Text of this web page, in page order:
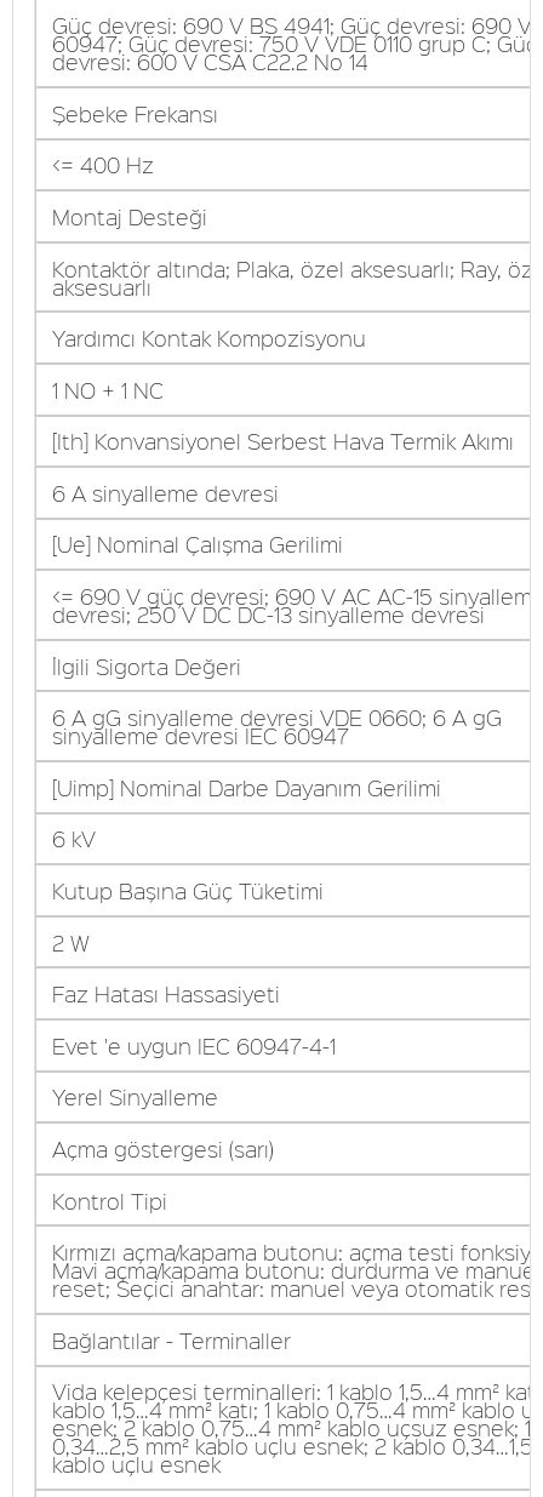
Güç devresi: 690 V BS 4941; Güç devresi: 690 V
60947; Güç devresi: 750 V VDE 0110 grup C; Güç
devresi: 600 V CSA C22.2 No 14
Şebeke Frekansı
<= 400 Hz
Montaj Desteği
Kontaktör altında; Plaka, özel aksesuarlı; Ray,
aksesuarlı
Yardımcı Kontak Kompozisyonu
1 NO + 1 NC
[Ith] Konvansiyonel Serbest Hava Termik Akımı
6 A sinyalleme devresi
[Ue] Nominal Çalışma Gerilimi
<= 690 V güç devresi; 690 V AC AC-15
devresi; 250 V DC DC-13 sinyalleme devresi
İlgili Sigorta Değeri
6 A gG sinyalleme devresi VDE 0660; 6 A gG
sinyalleme devresi IEC 60947
[Uimp] Nominal Darbe Dayanım Gerilimi
6 kV
Kutup Başına Güç Tüketimi
2 W
Faz Hatası Hassasiyeti
Evet 'e uygun IEC 60947-4-1
Yerel Sinyalleme
Açma göstergesi (sarı)
Kontrol Tipi
Kırmızı açma/kapama butonu: açma testi
Mavi açma/kapama butonu: durdurma ve manuel
reset; Seçici anahtar: manuel veya otomatik
Bağlantılar - Terminaller
Vida kelepçesi terminalleri: 1 kablo 1,5…4 mm²
kablo 1,5…4 mm² katı; 1 kablo 0,75…4 mm² kablo
esnek; 2 kablo 0,75…4 mm² kablo uçsuz esnek; 1
0,34…2,5 mm² kablo uçlu esnek; 2 kablo 0,34…1,5
kablo uçlu esnek